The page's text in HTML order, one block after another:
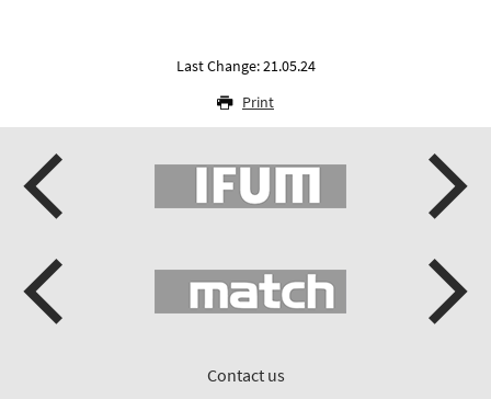
Last Change: 21.05.24
Print
Contact us